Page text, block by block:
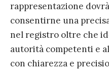
rappresentazione
consentirne una
nel registro oltre che
autorità competenti e
con chiarezza e